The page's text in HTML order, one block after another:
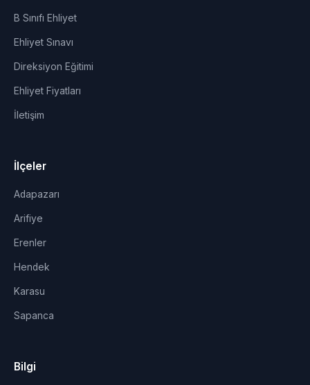
B Sınıfı Ehliyet
Ehliyet Sınavı
Direksiyon Eğitimi
Ehliyet Fiyatları
İletişim
İlçeler
Adapazarı
Arifiye
Erenler
Hendek
Karasu
Sapanca
Bilgi